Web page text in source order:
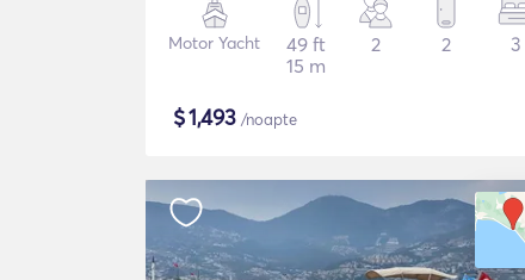
Motor Yacht
49 ft
15 m
2 2 3
$1,493 /noapte